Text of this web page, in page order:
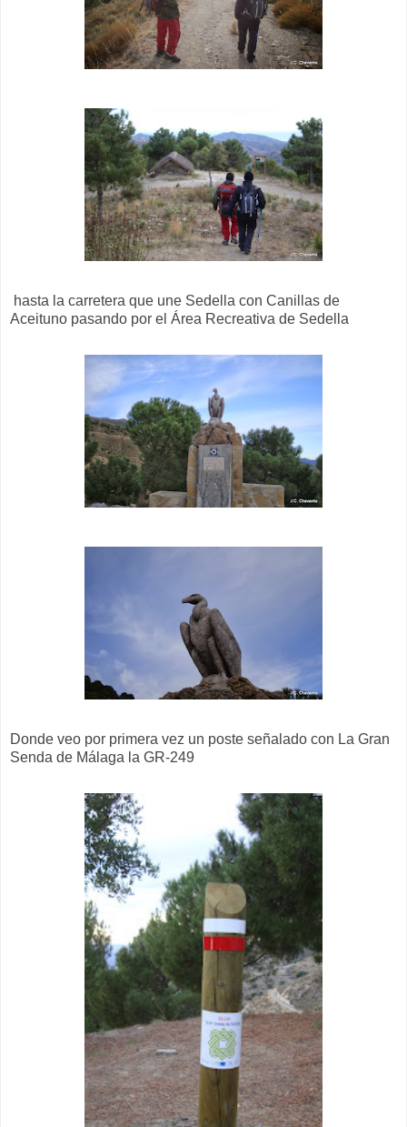
hasta la carretera que une Sedella con Canillas de
Aceituno pasando por el Área Recreativa de Sedella
Donde veo por primera vez un poste señalado con La Gran
Senda de Málaga la GR-249